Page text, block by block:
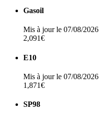
Gasoil
Mis à jour le 07/08/2026
2,091€
E10
Mis à jour le 07/08/2026
1,871€
SP98